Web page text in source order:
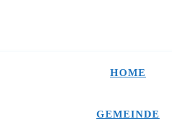
HOME
GEMEINDE